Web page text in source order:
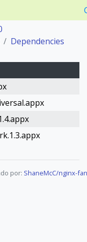
Dependencies
por: ShaneMcC/nginx-